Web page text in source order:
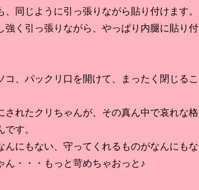
同じように引っ張りながら貼り付けます。
く引っ張りながら、やっぱり内腿に貼り付
、パックリ口を開けて、まったく閉じるこ
れたクリちゃんが、その真ん中で哀れな格
す。
にもない、守ってくれるものがなんにもな
ん・・・もっと苛めちゃおっと♪